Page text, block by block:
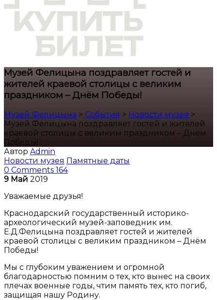
Музей Фелицына поздравляет гостей и
жителей краевой столицы с великим
праздником – Днём Победы!
Музей Фелицына > События > Новости музея >
Музей Фелицына поздравляет гостей и жителей
краевой столицы с великим праздником – Днём
Победы!
Автор Admin
Новости музея Памятные даты
0 Comments 164
9 Май 2019
Уважаемые друзья!
Краснодарский государственный историко-
археологический музей-заповедник им.
Е.Д.Фелицына поздравляет гостей и жителей
краевой столицы с великим праздником – Днём
Победы!
Мы с глубоким уважением и огромной
благодарностью помним о тех, кто вынес на своих
плечах военные годы, чтим память тех, кто погиб,
защищая нашу Родину.